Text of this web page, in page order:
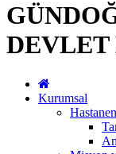
DEVLET
Kurumsal